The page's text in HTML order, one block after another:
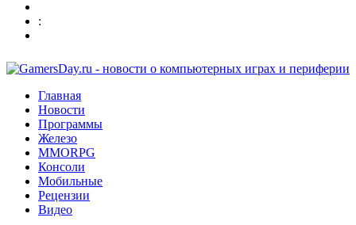
:
Главная
Новости
Программы
Железо
MMORPG
Консоли
Мобильные
Рецензии
Видео